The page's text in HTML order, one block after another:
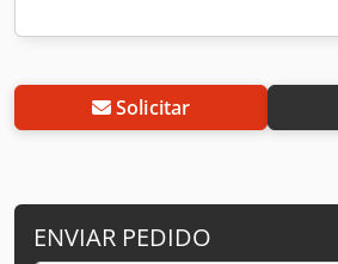
Solicitar
ENVIAR PEDIDO